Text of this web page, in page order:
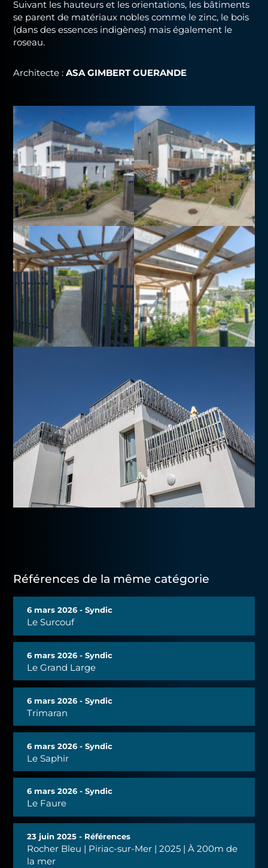
Suivant les hauteurs et les orientations, les bâtiments
se parent de matériaux nobles comme le zinc, le bois
(dans des essences indigènes) mais également le
roseau.
Architecte :ASA GIMBERT GUERANDE
Références de la même catégorie
6 mars 2026 - Syndic
Le Surcouf
6 mars 2026 - Syndic
Le Grand Large
6 mars 2026 - Syndic
Trimaran
6 mars 2026 - Syndic
Le Saphir
6 mars 2026 - Syndic
Le Faure
23 juin 2025 - Références
Rocher Bleu | Piriac-sur-Mer | 2025 | À 200m de
la mer